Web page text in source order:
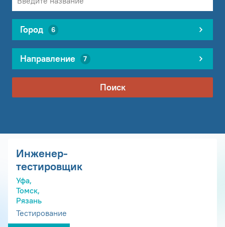
Город 6
Направление 7
Поиск
Инженер-
тестировщик
Уфа,
Томск,
Рязань
Тестирование